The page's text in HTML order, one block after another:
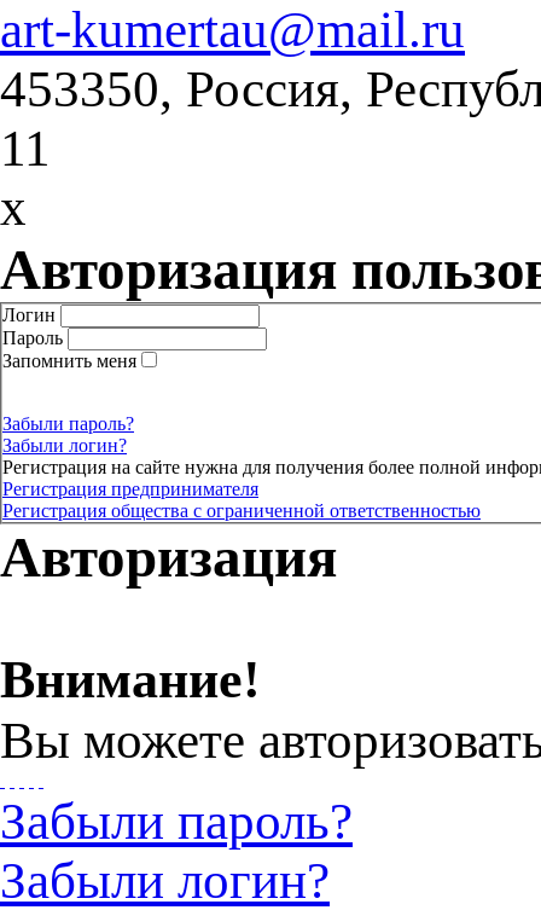
art-kumertau@mail.ru
453350, Россия,
11
x
Авторизация
Логин
Пароль
Запомнить меня
Забыли пароль?
Забыли логин?
Регистрация на сайте нужна для получения более полной
Регистрация предпринимателя
Регистрация общества с ограниченной ответственностью
Авторизация
Внимание!
Вы можете
Забыли пароль?
Забыли логин?